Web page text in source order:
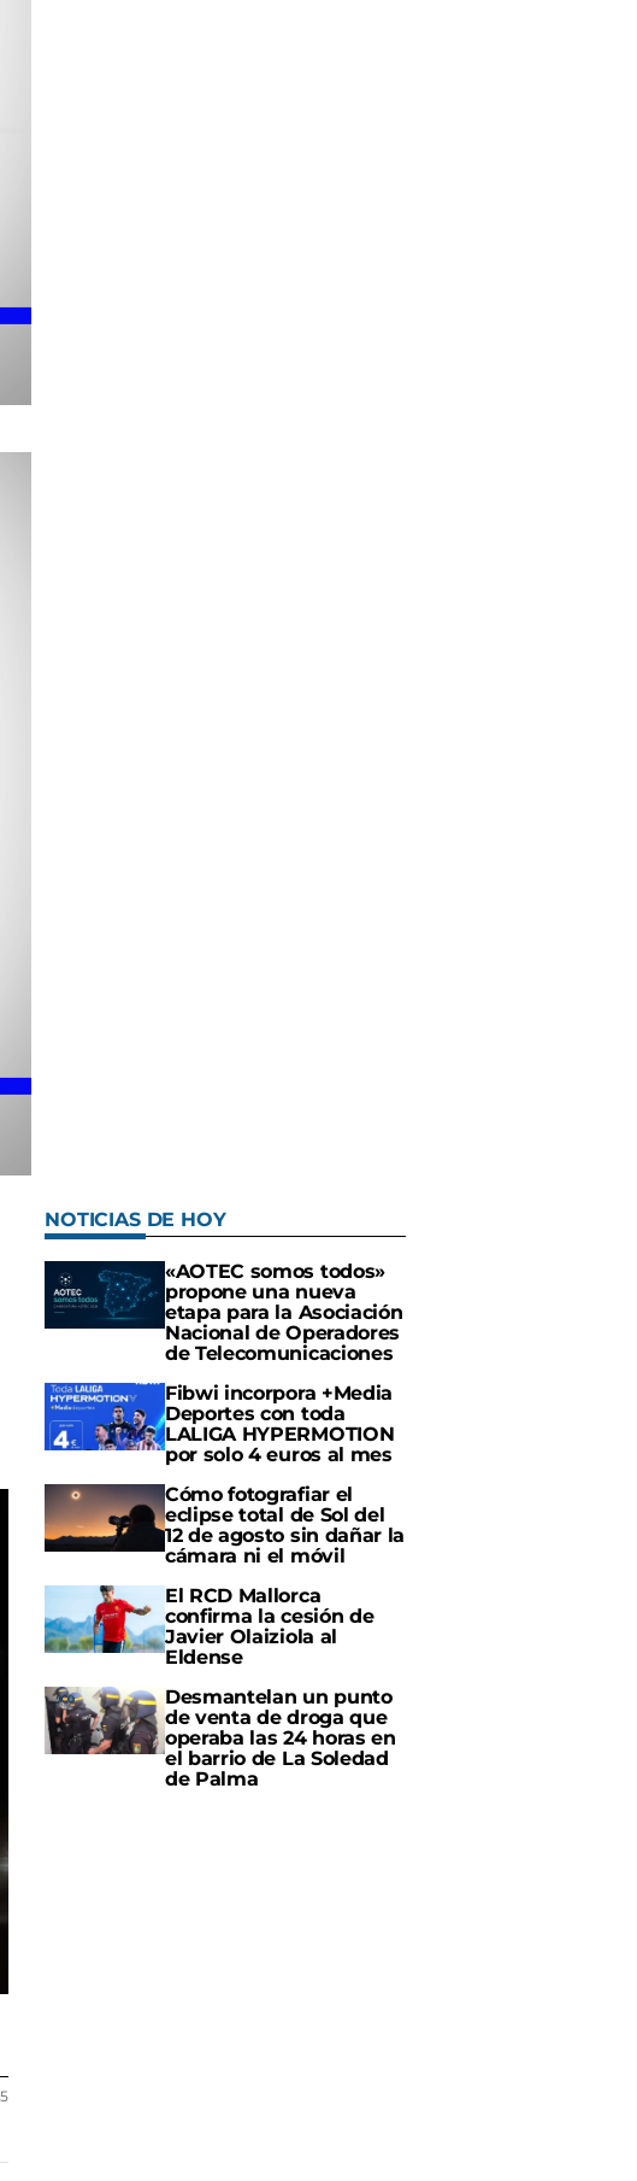
NOTICIAS DE HOY
«AOTEC somos todos»
propone una nueva
etapa para la Asociación
Nacional de Operadores
de Telecomunicaciones
Fibwi incorpora +Media
Deportes con toda
LALIGA HYPERMOTION
por solo 4 euros al mes
Cómo fotografiar el
eclipse total de Sol del
12 de agosto sin dañar la
cámara ni el móvil
El RCD Mallorca
confirma la cesión de
Javier Olaiziola al
Eldense
Desmantelan un punto
de venta de droga que
operaba las 24 horas en
el barrio de La Soledad
de Palma